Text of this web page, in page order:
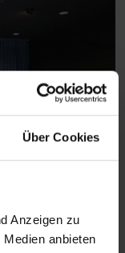
Über Cookies
Anzeigen zu
anbieten